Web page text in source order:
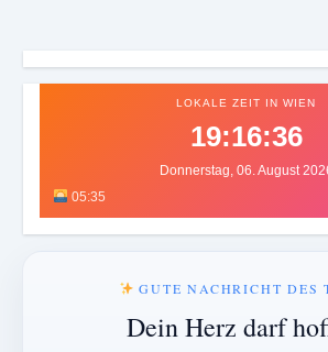
LOKALE ZEIT IN WIEN
19:16:39
Donnerstag, 06. August
05:35
GUTE NACHRICHT DES
Dein Herz darf